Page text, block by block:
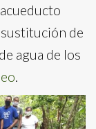
de
agua de los